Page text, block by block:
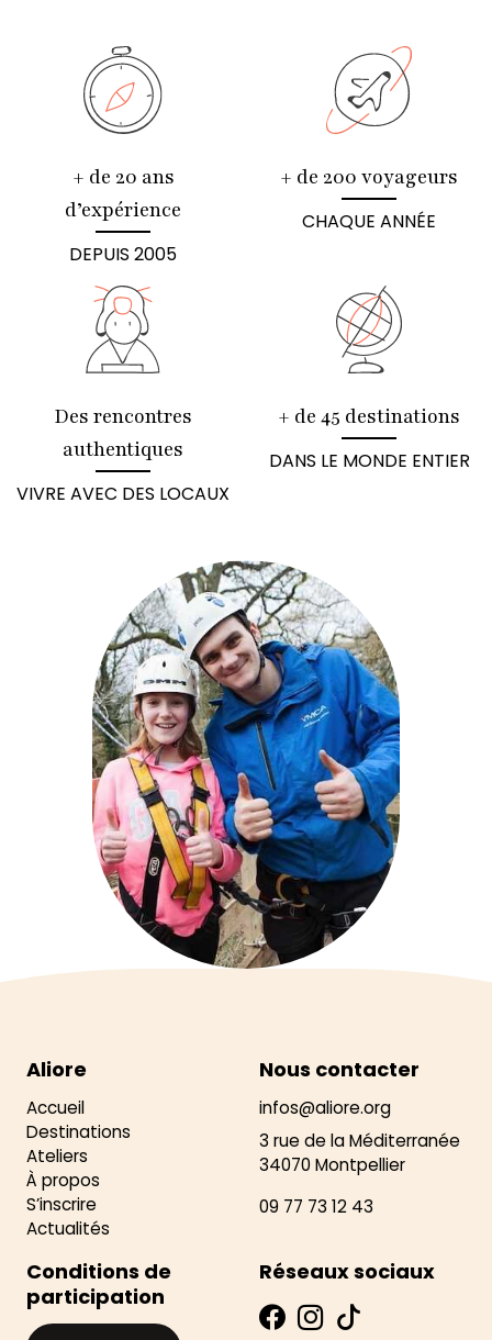
+ de 20 ans
d’expérience
DEPUIS 2005
+ de 200 voyageurs
CHAQUE ANNÉE
Des rencontres
authentiques
VIVRE AVEC DES LOCAUX
+ de 45 destinations
DANS LE MONDE ENTIER
Aliore
Accueil
Destinations
Ateliers
À propos
S’inscrire
Actualités
Nous contacter
infos@aliore.org
3 rue de la Méditerranée
34070 Montpellier
09 77 73 12 43
Conditions de
participation
Réseaux sociaux